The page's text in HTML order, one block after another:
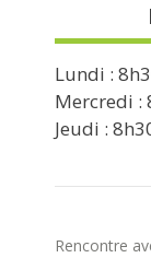
Lundi :
Mercredi :
Jeudi :
Rencontre